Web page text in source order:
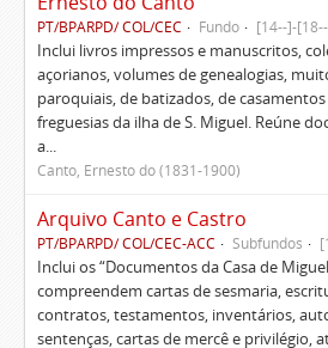
PT/BPARPD/ COL/CEC Fundo [14--]-
Inclui livros impressos e manuscritos,
açorianos, volumes de genealogias,
paroquiais, de batizados, de
freguesias da ilha de S. Miguel. Reúne
a...
Canto, Ernesto do (1831-1900)
Arquivo Canto e Castro
PT/BPARPD/ COL/CEC-ACC Subfundos
Inclui os “Documentos da Casa de
compreendem cartas de sesmaria,
contratos, testamentos, inventários,
sentenças, cartas de mercê e privilégio,